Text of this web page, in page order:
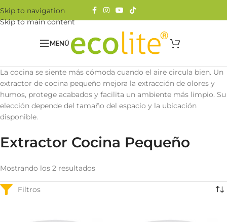
Skip to navigation
Skip to main content
MENÚ
La cocina se siente más cómoda cuando el aire circula bien. Un
extractor de cocina pequeño mejora la extracción de olores y
humos, protege acabados y facilita un ambiente más limpio. Su
elección depende del tamaño del espacio y la ubicación
disponible.
Extractor Cocina Pequeño
Mostrando los 2 resultados